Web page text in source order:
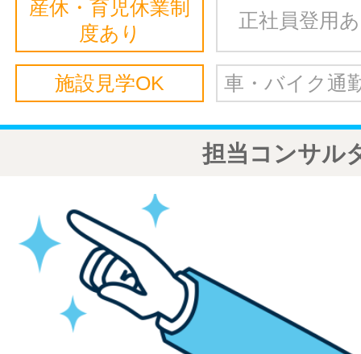
産休・育児休業制
度あり
正社員登用
施設見学OK 車・バイク通
担当コンサル